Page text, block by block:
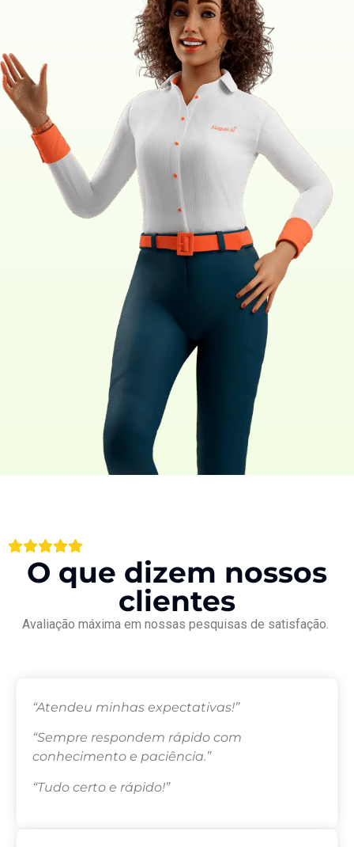
O que dizem nossos
clientes
Avaliação máxima em nossas pesquisas de satisfação.
“Atendeu minhas expectativas!”
“Sempre respondem rápido com
conhecimento e paciência.”
“Tudo certo e rápido!”